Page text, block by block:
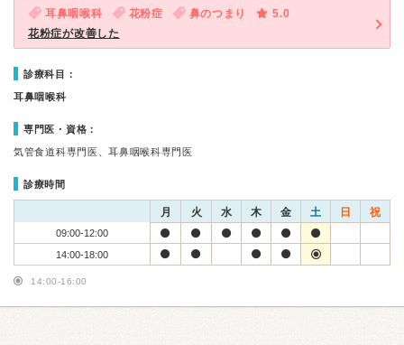
耳鼻咽喉科 花粉症 鼻のつまり
5.0
花粉症が改善した
診療科目：
耳鼻咽喉科
専門医・資格：
気管食道科専門医、耳鼻咽喉科専門医
診療時間
月 火 水 木 金 土 日 祝
09:00-12:00
14:00-18:00
14:00-16:00